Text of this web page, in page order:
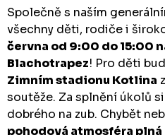
Společně s naším
všechny děti, rodiče i
června od 9:00 do 15:00
Blachotrapez! Pro děti
Zimním stadionu Kotlina
soutěže. Za splnění úkolů
dobrého na zub. Chybět
pohodová atmosféra plná